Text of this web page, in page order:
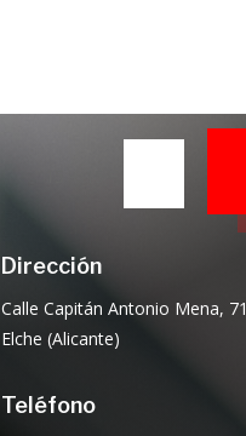
Dirección
Calle Capitán Antonio Mena, 71
Elche (Alicante)
Teléfono